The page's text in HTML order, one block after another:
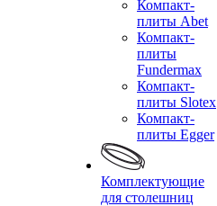
Компакт-
плиты Abet
Компакт-
плиты
Fundermax
Компакт-
плиты Slotex
Компакт-
плиты Egger
Комплектующие
для столешниц